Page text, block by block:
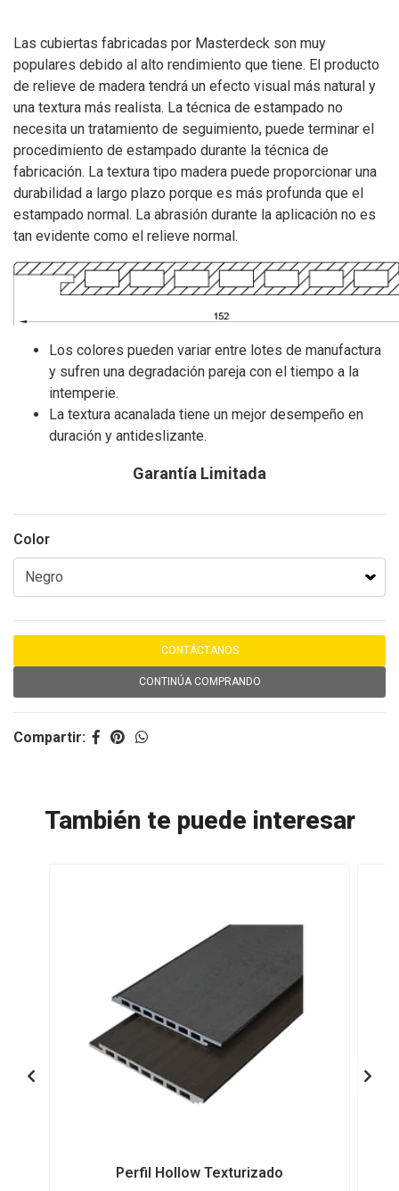
Las cubiertas fabricadas por Masterdeck son muy
populares debido al alto rendimiento que tiene. El producto
de relieve de madera tendrá un efecto visual más natural y
una textura más realista. La técnica de estampado no
necesita un tratamiento de seguimiento, puede terminar el
procedimiento de estampado durante la técnica de
fabricación. La textura tipo madera puede proporcionar una
durabilidad a largo plazo porque es más profunda que el
estampado normal. La abrasión durante la aplicación no es
tan evidente como el relieve normal.
Los colores pueden variar entre lotes de manufactura
y sufren una degradación pareja con el tiempo a la
intemperie.
La textura acanalada tiene un mejor desempeño en
duración y antideslizante.
Garantía Limitada
Color
CONTÁCTANOS
CONTINÚA COMPRANDO
Compartir:
También te puede interesar
Perfil Hollow Texturizado